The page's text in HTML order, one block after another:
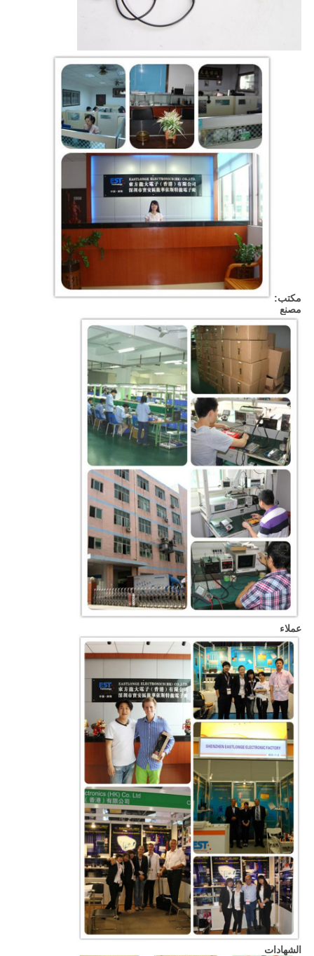
مكتب:
مصنع
عملاء
الشهادات